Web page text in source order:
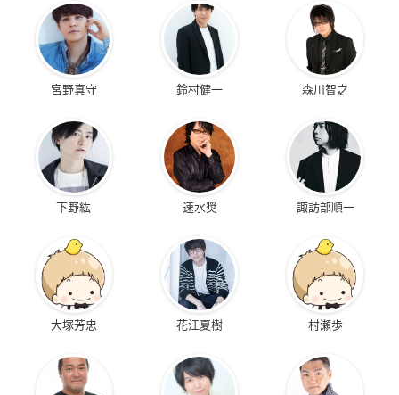
宮野真守 鈴村健一 森川智之
下野紘 速水奨 諏訪部順一
大塚芳忠 花江夏樹 村瀬歩